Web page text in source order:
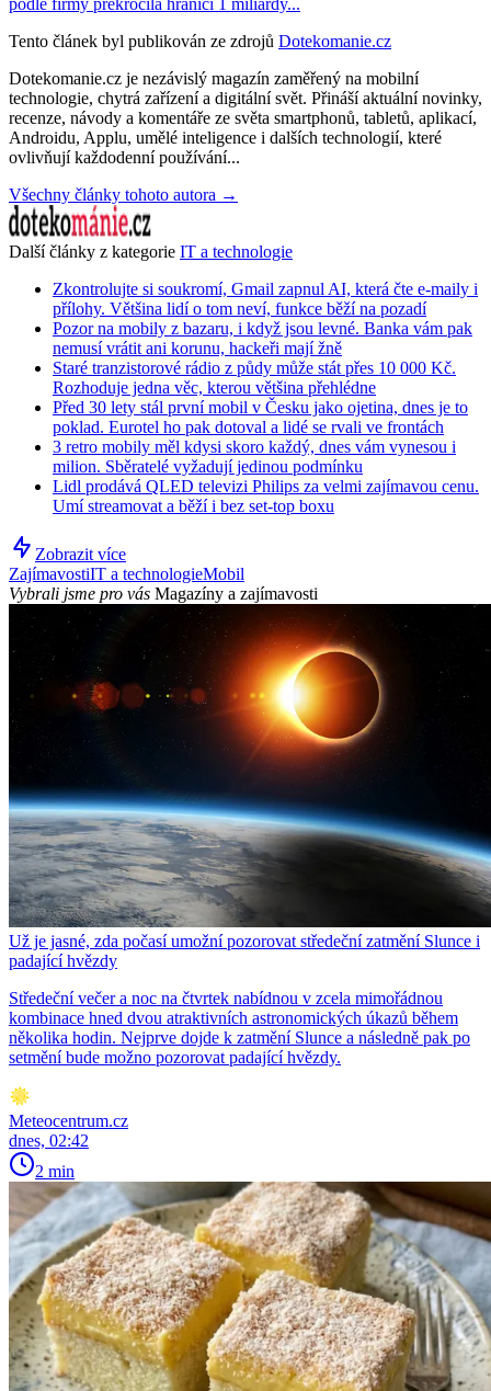
podle firmy překročila hranici 1 miliardy...
Tento článek byl publikován ze zdrojů Dotekomanie.cz
Dotekomanie.cz je nezávislý magazín zaměřený na mobilní
technologie, chytrá zařízení a digitální svět. Přináší aktuální novinky,
recenze, návody a komentáře ze světa smartphonů, tabletů, aplikací,
Androidu, Applu, umělé inteligence i dalších technologií, které
ovlivňují každodenní používání...
Všechny články tohoto autora →
Další články z kategorie IT a technologie
Zkontrolujte si soukromí, Gmail zapnul AI, která čte e-maily i
přílohy. Většina lidí o tom neví, funkce běží na pozadí
Pozor na mobily z bazaru, i když jsou levné. Banka vám pak
nemusí vrátit ani korunu, hackeři mají žně
Staré tranzistorové rádio z půdy může stát přes 10 000 Kč.
Rozhoduje jedna věc, kterou většina přehlédne
Před 30 lety stál první mobil v Česku jako ojetina, dnes je to
poklad. Eurotel ho pak dotoval a lidé se rvali ve frontách
3 retro mobily měl kdysi skoro každý, dnes vám vynesou i
milion. Sběratelé vyžadují jedinou podmínku
Lidl prodává QLED televizi Philips za velmi zajímavou cenu.
Umí streamovat a běží i bez set-top boxu
Zobrazit více
ZajímavostiIT a technologieMobil
Vybrali jsme pro vás Magazíny a zajímavosti
Už je jasné, zda počasí umožní pozorovat středeční zatmění Slunce i
padající hvězdy
Středeční večer a noc na čtvrtek nabídnou v zcela mimořádnou
kombinace hned dvou atraktivních astronomických úkazů během
několika hodin. Nejprve dojde k zatmění Slunce a následně pak po
setmění bude možno pozorovat padající hvězdy.
Meteocentrum.cz
dnes, 02:42
2 min